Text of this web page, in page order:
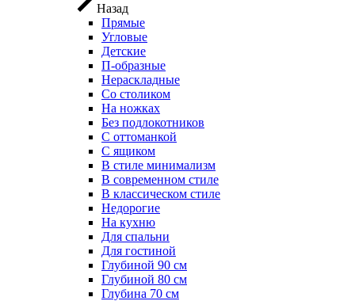
Назад
Прямые
Угловые
Детские
П-образные
Нераскладные
Со столиком
На ножках
Без подлокотников
С оттоманкой
С ящиком
В стиле минимализм
В современном стиле
В классическом стиле
Недорогие
На кухню
Для спальни
Для гостиной
Глубиной 90 см
Глубиной 80 см
Глубина 70 см